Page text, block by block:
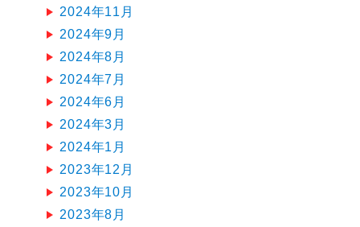
2024年11月
2024年9月
2024年8月
2024年7月
2024年6月
2024年3月
2024年1月
2023年12月
2023年10月
2023年8月